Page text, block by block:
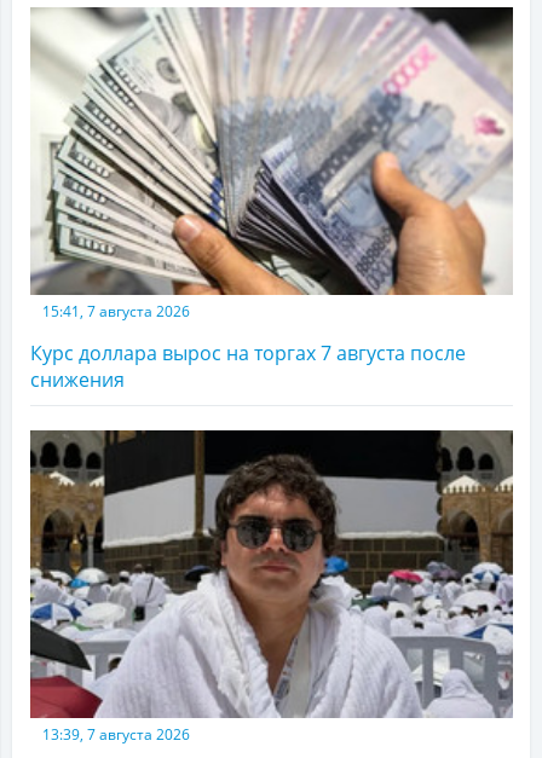
15:41, 7 августа 2026
Курс доллара вырос на торгах 7 августа после
снижения
13:39, 7 августа 2026